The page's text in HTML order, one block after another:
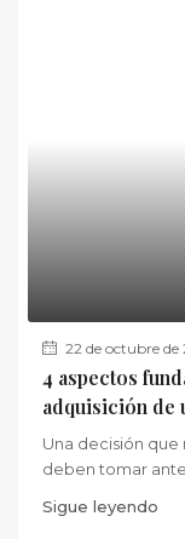
22 de octubre de
4 aspectos
adquisición de
Una decisión
deben tomar
Sigue leyendo